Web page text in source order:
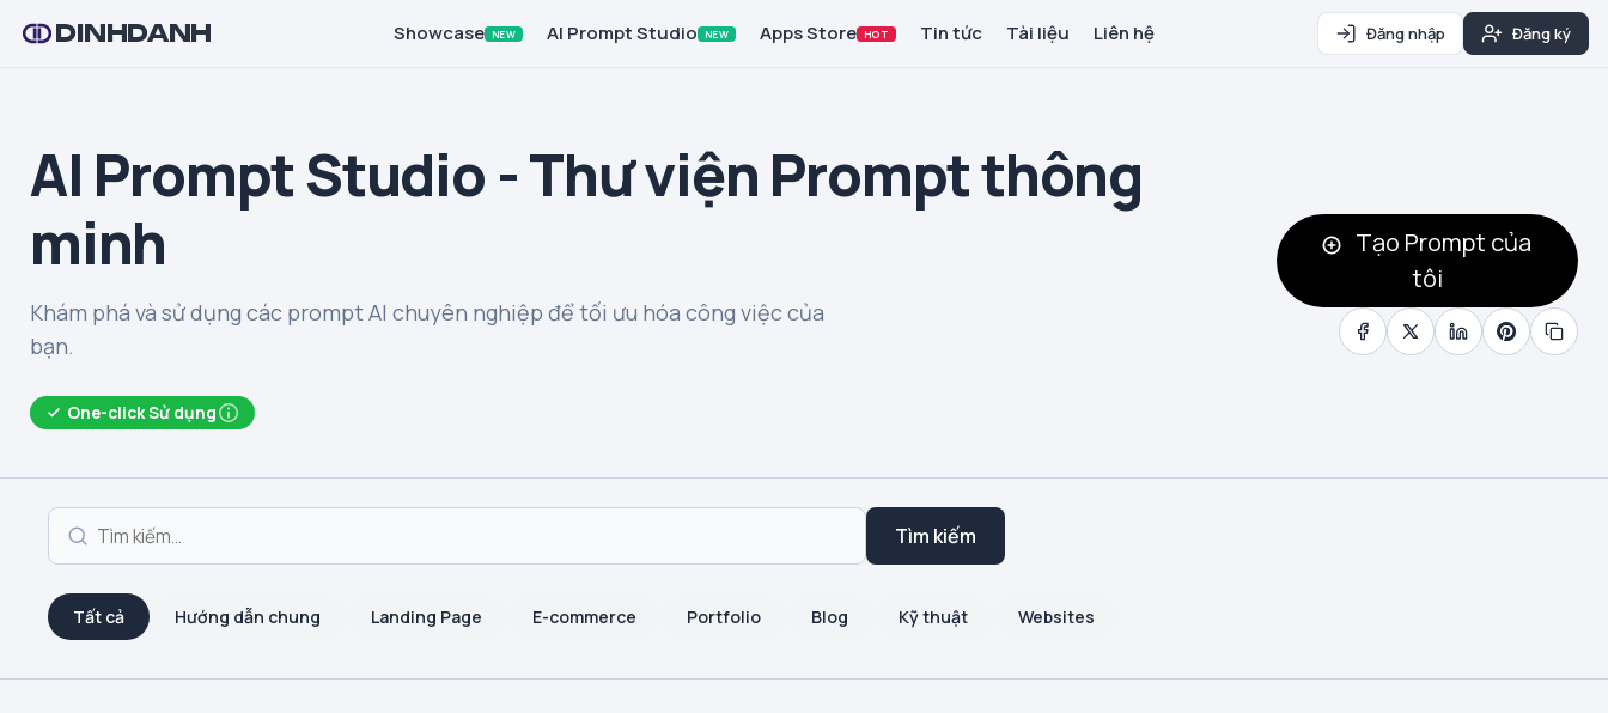
DINHDANH Showcase NEW AI Prompt Studio NEW Apps Store HOT Tin tức Tài liệu Liên hệ Đăng nhập Đăng ký
AI Prompt Studio - Thư viện Prompt thông
minh
Khám phá và sử dụng các prompt AI chuyên nghiệp để tối ưu hóa công việc của
bạn.
One-click Sử dụng
Tạo Prompt của
tôi
Tìm kiếm
Tất cả Hướng dẫn chung Landing Page E-commerce Portfolio Blog Kỹ thuật Websites